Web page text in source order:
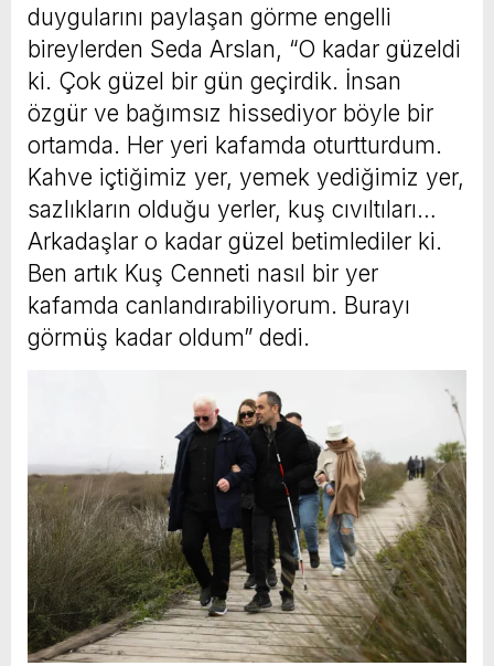
duygularını paylaşan görme engelli
bireylerden Seda Arslan, “O kadar güzeldi
ki. Çok güzel bir gün geçirdik. İnsan
özgür ve bağımsız hissediyor böyle bir
ortamda. Her yeri kafamda oturtturdum.
Kahve içtiğimiz yer, yemek yediğimiz yer,
sazlıkların olduğu yerler, kuş cıvıltıları…
Arkadaşlar o kadar güzel betimlediler ki.
Ben artık Kuş Cenneti nasıl bir yer
kafamda canlandırabiliyorum. Burayı
görmüş kadar oldum” dedi.